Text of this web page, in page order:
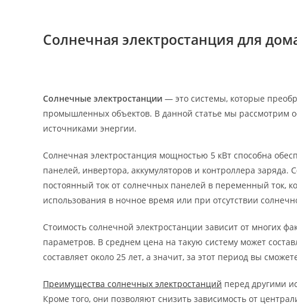
содержимомуСолнечная электростанция для
Солнечные электростанции — это системы, которые
промышленных объектов. В данной статье мы рассмотрим
источниками энергии.
Солнечная электростанция мощностью 5 кВт способна
панелей, инвертора, аккумуляторов и контроллера
постоянный ток от солнечных панелей в переменный ток,
использования в ночное время или при отсутствии
Стоимость солнечной электростанции зависит от многих
параметров. В среднем цена на такую систему может
составляет около 25 лет, а значит, за этот период вы
Преимущества солнечных электростанций перед другими
Кроме того, они позволяют снизить зависимость от